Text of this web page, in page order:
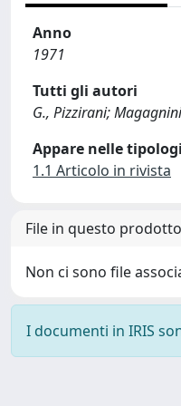
Anno
1971
Tutti gli autori
G., Pizzirani;
Appare nelle
1.1 Articolo in rivista
File in questo
Non ci sono file
I documenti in IRIS